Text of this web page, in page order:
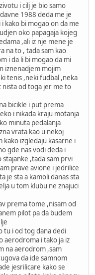
i cilj je bio samo
1988 deda me je
kako bi mogao on da me
oko papagaja kojeg
,ali iz nje mene je
na to , tada sam kao
i da li bi mogao da mi
iznenadjem mojim
tenis ,neki fudbal ,neka
nista od toga jer me to
bicikle i put prema
i nikada kraju motanja
minuta pedalanja
vrata kao u nekoj
kako izgledaju kasarne i
gde nas vodi deda i
stajanke ,tada sam prvi
prave avione i jedrilice
je sta a kamoli danas sta
u tom klubu ne znajuci
prema tome ,nisam od
pilot pa da budem
tu i od tog dana dedi
aerodroma i tako ja iz
na aerodrom ,sam
da ide samnom
jesrilicare kako se